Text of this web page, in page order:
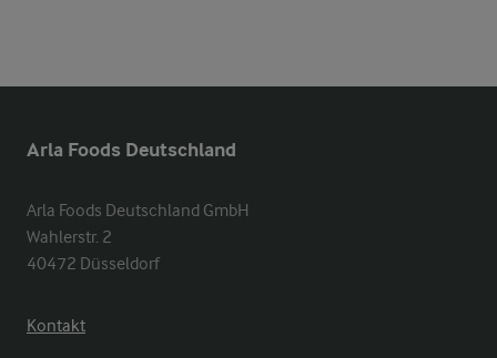
Arla Foods Deutschland
Arla Foods Deutschland GmbH
Wahlerstr. 2
40472 Düsseldorf
Kontakt